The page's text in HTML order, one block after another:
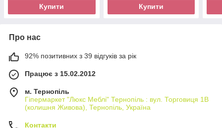
Купити Купити
Про нас
92% позитивних з 39 відгуків за рік
Працює з 15.02.2012
м. Тернопіль
Гіпермаркет "Люкс Меблі" Тернопіль : вул. Торговиця 1В
(колишня Живова), Тернопіль, Україна
Контакти